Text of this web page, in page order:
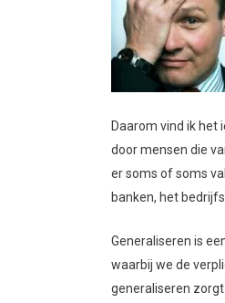
Daarom vind ik het
door mensen die
er soms of soms
banken, het
Generaliseren is
waarbij we de
generaliseren